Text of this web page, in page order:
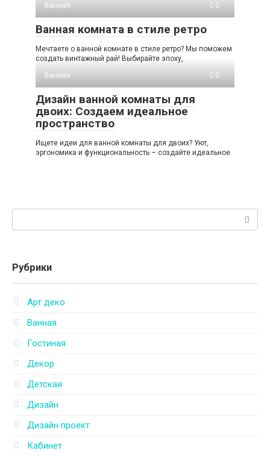
Ванная
0
Ванная комната в стиле ретро
Мечтаете о ванной комнате в стиле ретро? Мы поможем
создать винтажный рай! Выбирайте эпоху,
Ванная
0
Дизайн ванной комнаты для
двоих: Создаем идеальное
пространство
Ищете идеи для ванной комнаты для двоих? Уют,
эргономика и функциональность – создайте идеальное
Рубрики
Арт деко
Ванная
Гостиная
Декор
Детская
Дизайн
Дизайн проект
Кабинет